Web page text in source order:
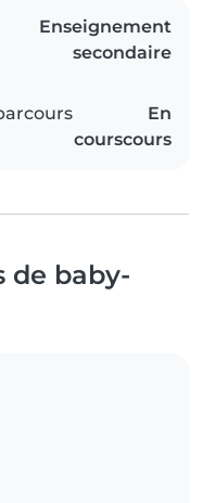
Enseignement
secondaire
En
courscours
de baby-